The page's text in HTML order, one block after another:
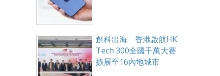
創科出海 香港啟航HK
Tech 300全國千萬大賽
擴展至16內地城市